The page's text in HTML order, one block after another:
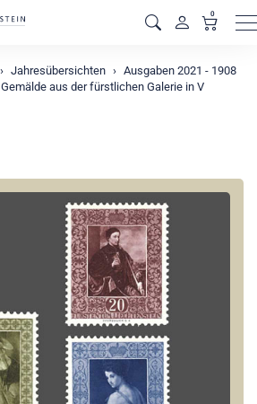
0
Jahresübersichten
Ausgaben 2021 - 1908
Gemälde aus der fürstlichen Galerie in V